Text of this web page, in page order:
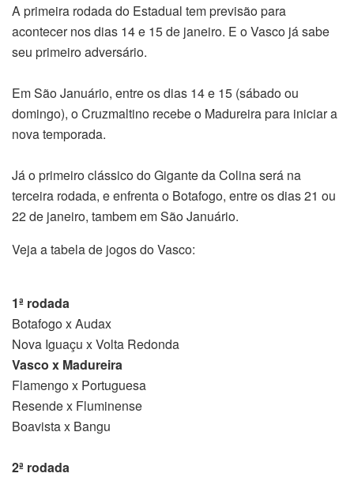
A primeira rodada do Estadual tem previsão para
acontecer nos dias 14 e 15 de janeiro. E o Vasco já sabe
seu primeiro adversário.
Em São Januário, entre os dias 14 e 15 (sábado ou
domingo), o Cruzmaltino recebe o Madureira para iniciar a
nova temporada.
Já o primeiro clássico do Gigante da Colina será na
terceira rodada, e enfrenta o Botafogo, entre os dias 21 ou
22 de janeiro, tambem em São Januário.
Veja a tabela de jogos do Vasco:
1ª rodada
Botafogo x Audax
Nova Iguaçu x Volta Redonda
Vasco x Madureira
Flamengo x Portuguesa
Resende x Fluminense
Boavista x Bangu
2ª rodada